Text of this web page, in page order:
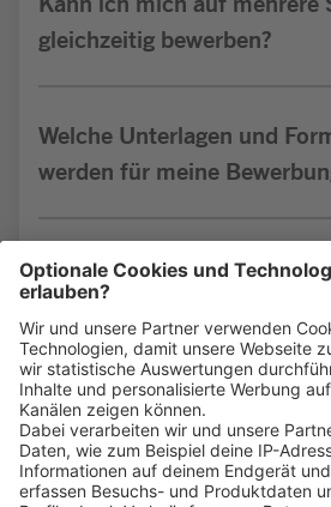
gleichzeitig bewerben?
Welche Unterlagen und
werden für meine
Bin ich für die Stelle